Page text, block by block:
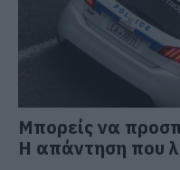
Μπορείς να
Η απάντηση που